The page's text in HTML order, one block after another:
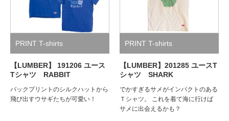
PRINT T-shirts
【LUMBER】 191206 ユース
Tシャツ RABBIT
バックプリントのシルクハットから
飛び出すウサギたちが可愛い！
PRINT T-shirts
【LUMBER】201285 ユースT
シャツ SHARK
でかすぎるサメがインパクトのある
Ｔシャツ。 これを着て海に行けば
サメに出会えるかも？